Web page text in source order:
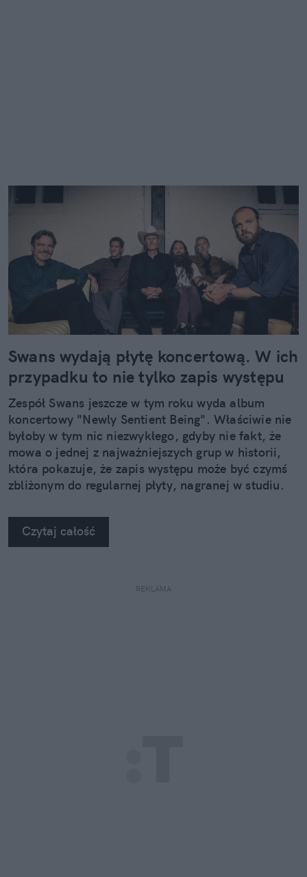
Swans wydają płytę koncertową. W ich
przypadku to nie tylko zapis występu
Zespół Swans jeszcze w tym roku wyda album
koncertowy "Newly Sentient Being". Właściwie nie
byłoby w tym nic niezwykłego, gdyby nie fakt, że
mowa o jednej z najważniejszych grup w historii,
która pokazuje, że zapis występu może być czymś
zbliżonym do regularnej płyty, nagranej w studiu.
Czytaj całość
REKLAMA